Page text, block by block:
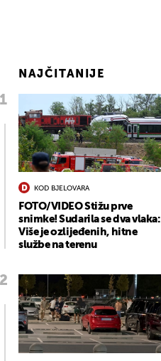
NAJČITANIJE
KOD BJELOVARA
FOTO/VIDEO Stižu prve
snimke! Sudarila se dva vlaka:
Više je ozlijeđenih, hitne
službe na terenu